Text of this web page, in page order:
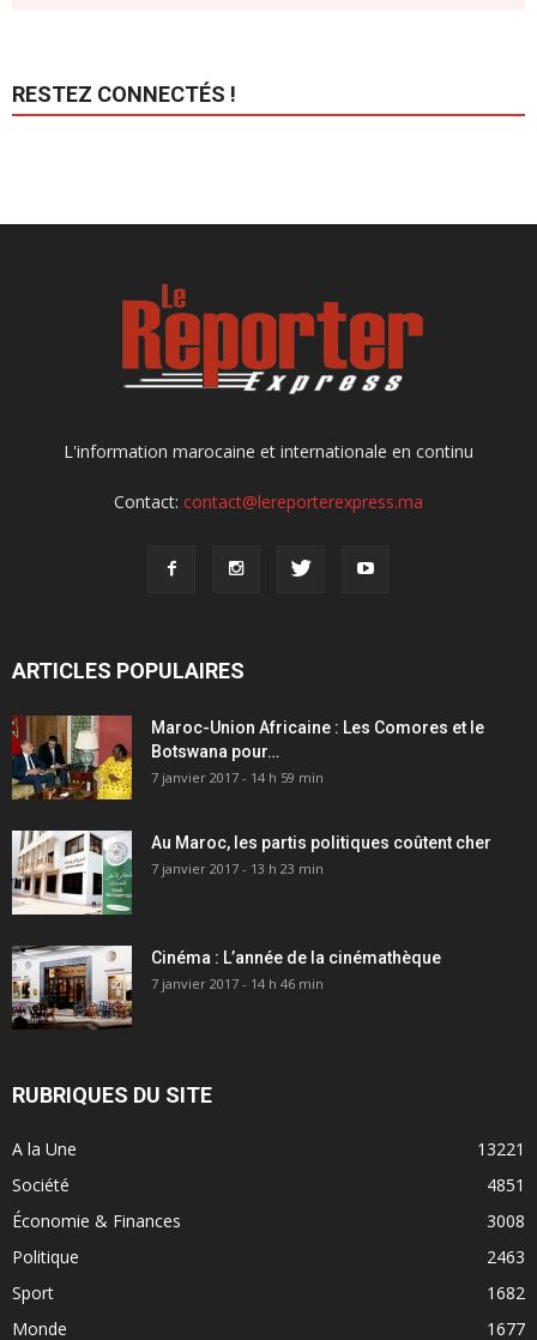
RESTEZ CONNECTÉS !
L'information marocaine et internationale en continu
Contact: contact@lereporterexpress.ma
ARTICLES POPULAIRES
Maroc-Union Africaine : Les Comores et le
Botswana pour…
7 janvier 2017 - 14 h 59 min
Au Maroc, les partis politiques coûtent cher
7 janvier 2017 - 13 h 23 min
Cinéma : L’année de la cinémathèque
7 janvier 2017 - 14 h 46 min
RUBRIQUES DU SITE
A la Une
13221
Société
4851
Économie & Finances
3008
Politique
2463
Sport
1682
Monde
1677